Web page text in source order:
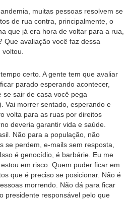
muitas pessoas resolvem se
de rua contra, principalmente, o
que já era hora de voltar para a rua,
Que avaliação você faz dessa
certo. A gente tem que avaliar
parado esperando acontecer,
se sair de casa você pega
Vai morrer sentado, esperando e
volta para as ruas por direitos
deveria garantir vida e saúde.
Não para a população, não
se perdem, e-mails sem resposta,
é genocídio, é barbárie. Eu me
em risco. Quem puder ficar em
que é preciso se posicionar. Não é
morrendo. Não dá para ficar
presidente responsável pelo que